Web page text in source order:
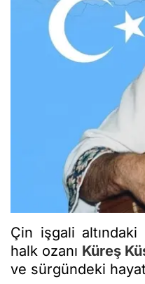
Çin işgali
halk ozanı Küreş
ve sürgündeki